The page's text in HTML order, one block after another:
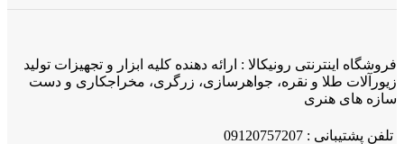
فروشگاه اینترنتی رونیکالا : ارائه دهنده کلیه ابزار و تجهیزات تولید
زیورآلات طلا و نقره، جواهرسازی، زرگری، مخراجکاری و دست
سازه های هنری
تلفن پشتیبانی : 09120757207